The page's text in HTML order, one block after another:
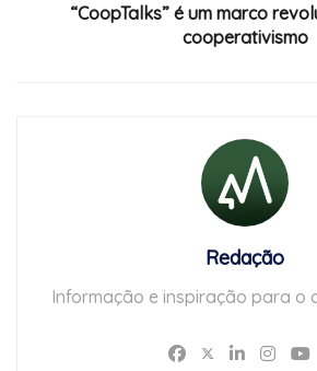
“CoopTalks” é um marco
cooperativismo
Redação
Informação e inspiração para o